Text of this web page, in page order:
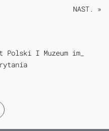
NAST. »
I Muzeum im_